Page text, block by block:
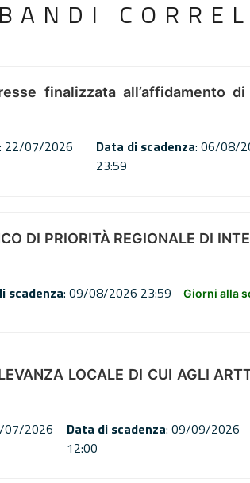
finalizzata all’affidamento
22/07/2026
Data di scadenza: 06/08/
23:59
DI PRIORITÀ REGIONALE DI
scadenza: 09/08/2026 23:59 Giorni alla
LOCALE DI CUI AGLI
07/2026
Data di scadenza: 09/09/2026
12:00